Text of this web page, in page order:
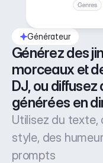
Générateur
Générez des
morceaux et
DJ, ou diffusez
générées en
Utilisez du texte,
style, des
prompts